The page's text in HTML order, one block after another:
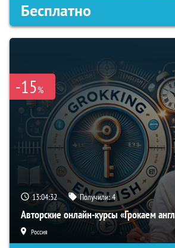
Бесплатно
-15%
13:04:31 Получили:4
Авторские онлайн-курсы «Грокаем
Россия